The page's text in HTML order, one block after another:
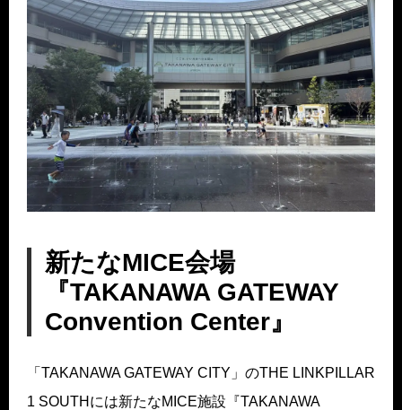
新たなMICE会場
『TAKANAWA GATEWAY
Convention Center』
「TAKANAWA GATEWAY CITY」のTHE LINKPILLAR
1 SOUTHには新たなMICE施設『TAKANAWA